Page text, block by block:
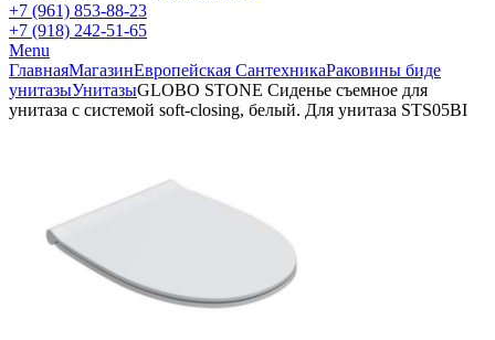
+7 (961) 853-88-23
+7 (918) 242-51-65
Menu
ГлавнаяМагазинЕвропейская СантехникаРаковины биде
унитазыУнитазыGLOBO STONE Сиденье съемное для
унитаза с системой soft-closing, белый. Для унитаза STS05BI